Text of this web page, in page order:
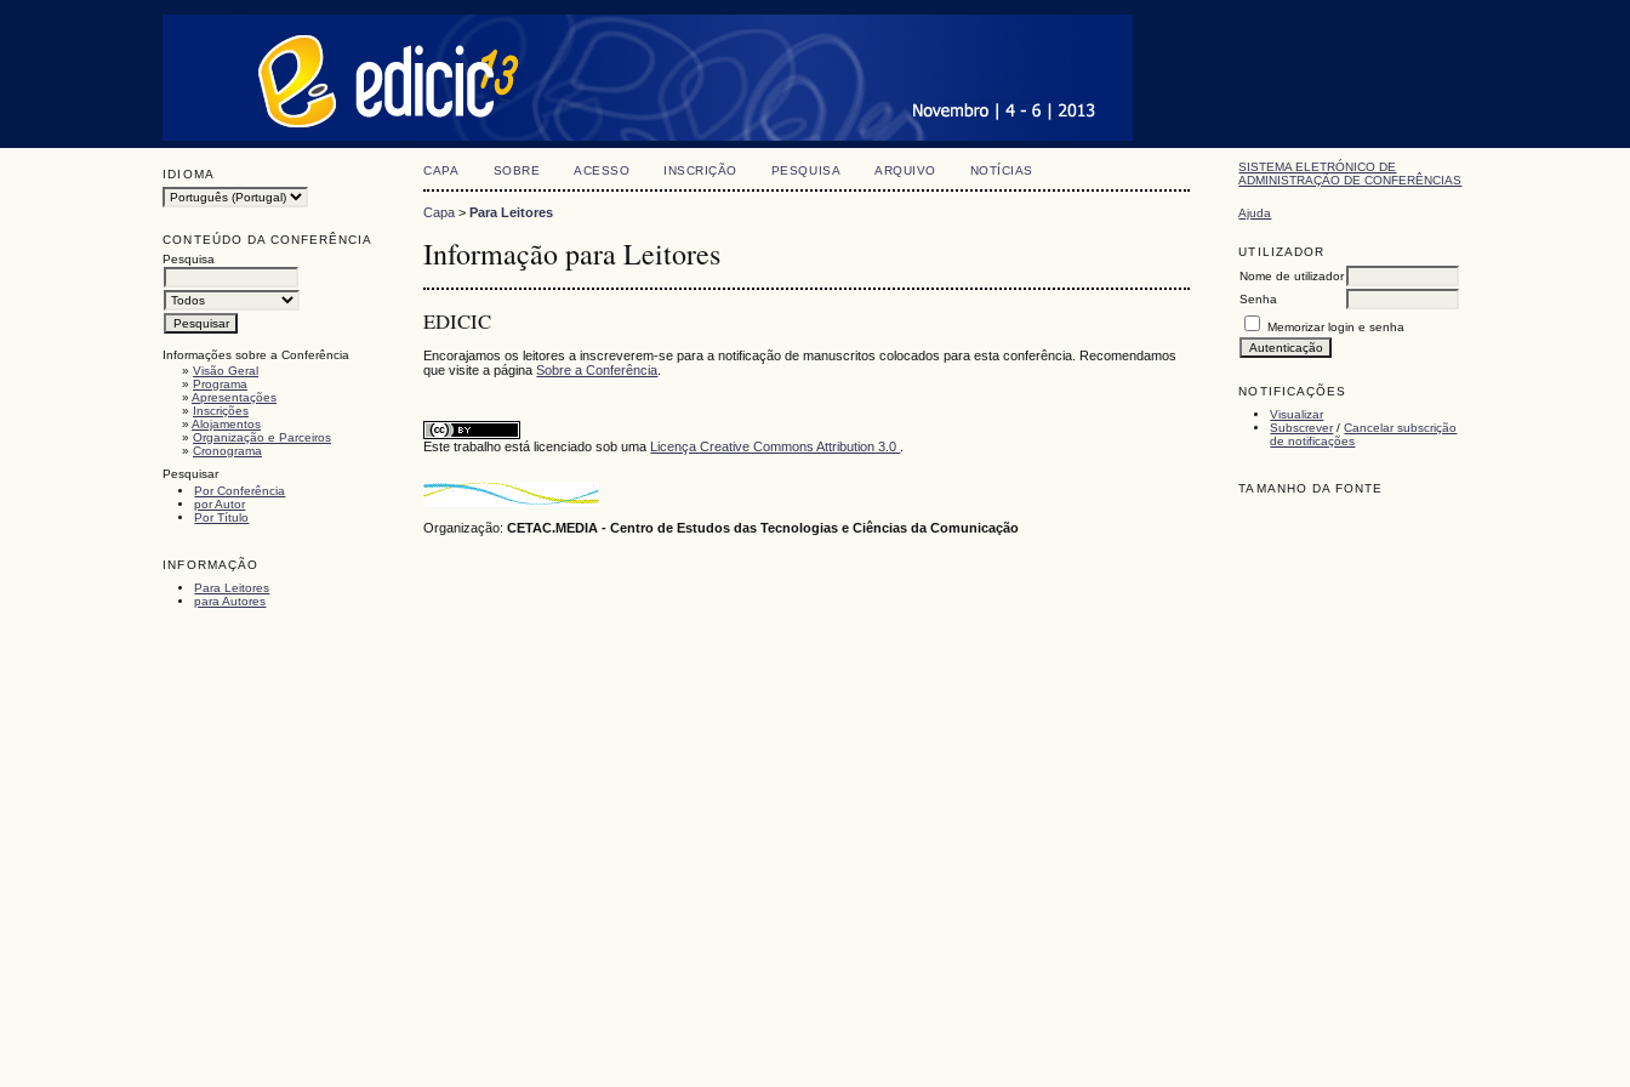
IDIOMA
CONTEÚDO DA CONFERÊNCIA
Pesquisa
Informações sobre a Conferência
» Visão Geral
» Programa
» Apresentações
» Inscrições
» Alojamentos
» Organização e Parceiros
» Cronograma
Pesquisar
Por Conferência
por Autor
Por Título
INFORMAÇÃO
Para Leitores
para Autores
SISTEMA ELETRÓNICO DE
ADMINISTRAÇÃO DE CONFERÊNCIAS
Ajuda
UTILIZADOR
Nome de utilizador
Senha
Memorizar login e senha
NOTIFICAÇÕES
Visualizar
Subscrever/Cancelar subscrição
de notificações
TAMANHO DA FONTE
CAPA SOBRE ACESSO INSCRIÇÃO PESQUISA ARQUIVO NOTÍCIAS
Capa >Para Leitores
Informação para Leitores
EDICIC
Encorajamos os leitores a inscreverem-se para a notificação de manuscritos colocados para esta conferência. Recomendamos
que visite a páginaSobre a Conferência
Este trabalho está licenciado sob uma Licença Creative Commons Attribution 3.0
Organização:CETAC.MEDIA - Centro de Estudos das Tecnologias e Ciências da Comunicação